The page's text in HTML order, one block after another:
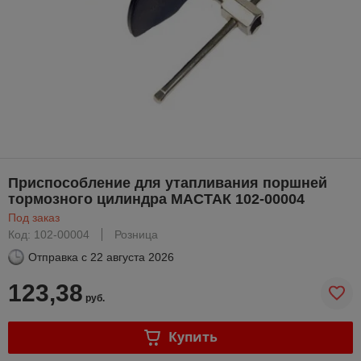
Приспособление для утапливания поршней
тормозного цилиндра МАСТАК 102-00004
Под заказ
Код: 102-00004
Розница
Отправка с 22 августа 2026
123,38 руб.
Купить